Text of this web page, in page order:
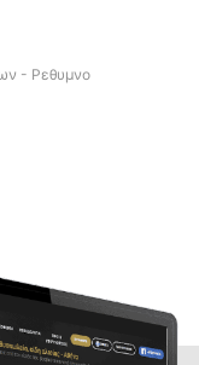
- Ρεθυμνο